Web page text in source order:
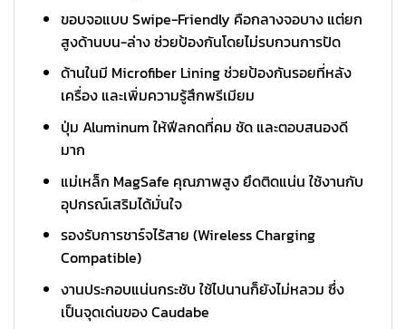
ขอบจอแบบ Swipe-Friendly คือกลางจอบาง แต่ยก
สูงด้านบน-ล่าง ช่วยป้องกันโดยไม่รบกวนการปัด
ด้านในมี Microfiber Lining ช่วยป้องกันรอยที่หลัง
เครื่อง และเพิ่มความรู้สึกพรีเมียม
ปุ่ม Aluminum ให้ฟีลกดที่คม ชัด และตอบสนองดี
มาก
แม่เหล็ก MagSafe คุณภาพสูง ยึดติดแน่น ใช้งานกับ
อุปกรณ์เสริมได้มั่นใจ
รองรับการชาร์จไร้สาย (Wireless Charging
Compatible)
งานประกอบแน่นกระชับ ใช้ไปนานก็ยังไม่หลวม ซึ่ง
เป็นจุดเด่นของ Caudabe